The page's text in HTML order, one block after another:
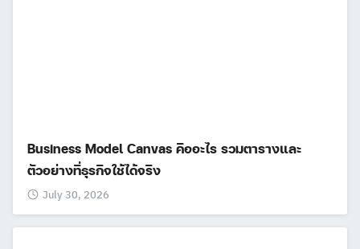
Business Model Canvas คืออะไร รวมตารางและ
ตัวอย่างที่ธุรกิจใช้ได้จริง
July 30, 2026